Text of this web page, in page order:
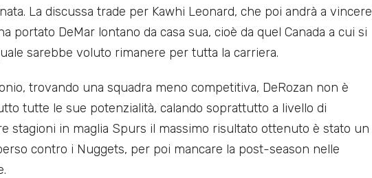
La discussa trade per Kawhi Leonard, che poi andrà a vincere
portato DeMar lontano da casa sua, cioè da quel Canada a cui si
sarebbe voluto rimanere per tutta la carriera.
trovando una squadra meno competitiva, DeRozan non è
tutte le sue potenzialità, calando soprattutto a livello di
stagioni in maglia Spurs il massimo risultato ottenuto è stato un
contro i Nuggets, per poi mancare la post-season nelle